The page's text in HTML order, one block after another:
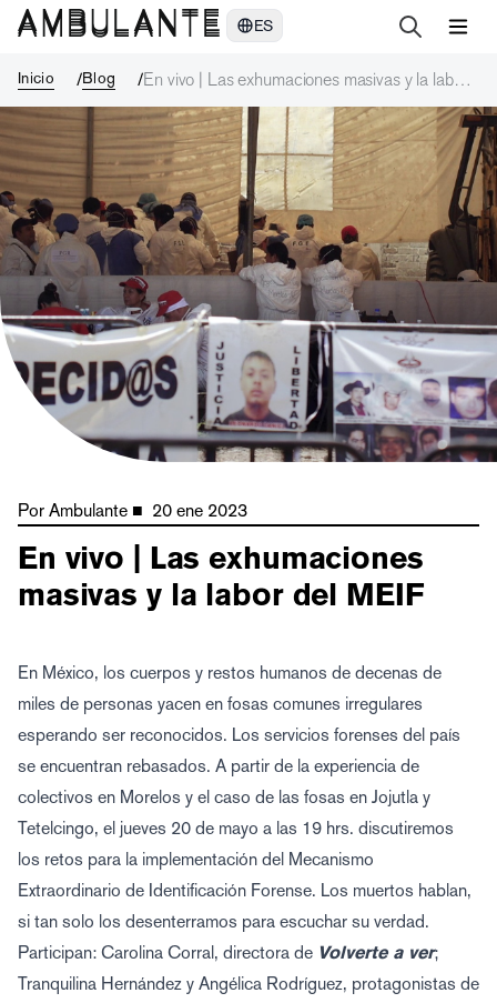
ES
Inicio Blog
En vivo | Las exhumaciones masivas y la labor
del MEIF
Por Ambulante ■ 20 ene 2023
En vivo | Las exhumaciones
masivas y la labor del MEIF
En México, los cuerpos y restos humanos de decenas de
miles de personas yacen en fosas comunes irregulares
esperando ser reconocidos. Los servicios forenses del país
se encuentran rebasados. A partir de la experiencia de
colectivos en Morelos y el caso de las fosas en Jojutla y
Tetelcingo, el jueves 20 de mayo a las 19 hrs. discutiremos
los retos para la implementación del Mecanismo
Extraordinario de Identificación Forense. Los muertos hablan,
si tan solo los desenterramos para escuchar su verdad.
Participan: Carolina Corral, directora de Volverte a ver;
Tranquilina Hernández y Angélica Rodríguez, protagonistas de
En vivo | Las exhumaciones masivas y la labor del MEIF